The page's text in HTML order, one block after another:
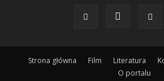
Strona główna Film Literatura
O portalu